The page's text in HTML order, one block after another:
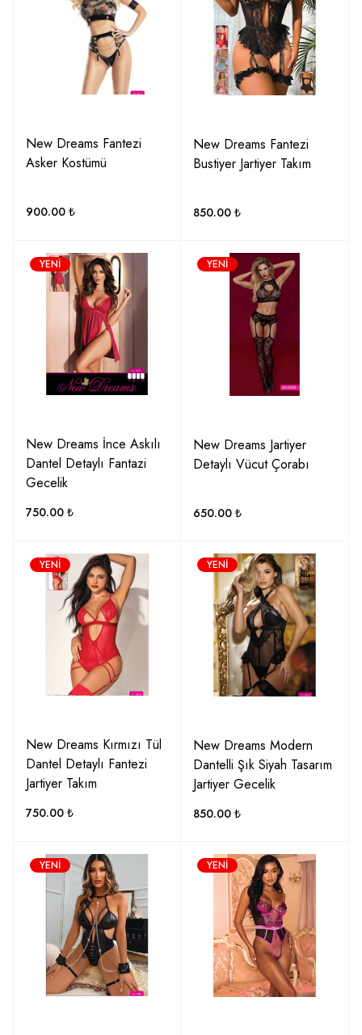
New Dreams Fantezi
Asker Kostümü
900.00 ₺
New Dreams Fantezi
Bustiyer Jartiyer Takım
850.00 ₺
YENI
New Dreams İnce Askılı
Dantel Detaylı Fantazi
Gecelik
750.00 ₺
YENI
New Dreams Jartiyer
Detaylı Vücut Çorabı
650.00 ₺
YENI
New Dreams Kırmızı Tül
Dantel Detaylı Fantezi
Jartiyer Takım
750.00 ₺
YENI
New Dreams Modern
Dantelli Şık Siyah Tasarım
Jartiyer Gecelik
850.00 ₺
YENI YENI